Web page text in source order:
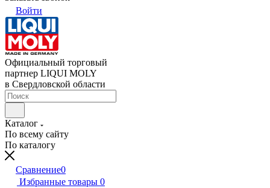
Войти
Официальный торговый
партнер LIQUI MOLY
в Свердловской области
Каталог
По всему сайту
По каталогу
Сравнение0
Избранные товары 0